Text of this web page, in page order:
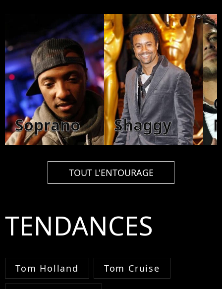
Soprano Shaggy
TOUT L'ENTOURAGE
TENDANCES
Tom Holland Tom Cruise